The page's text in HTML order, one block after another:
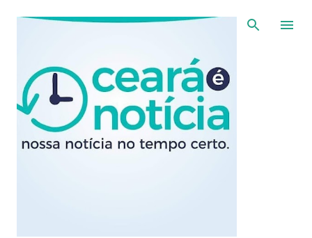
Pular para o conteúdo principal